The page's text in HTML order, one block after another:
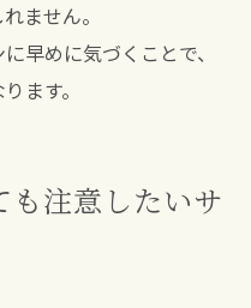
ません。
早めに気づくことで、
ます。
も注意したいサ